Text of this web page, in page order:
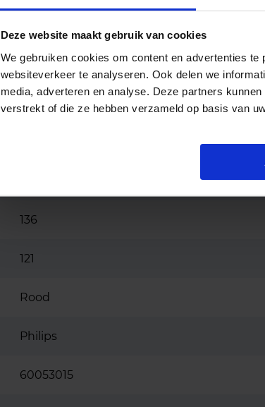
Deze website maakt gebruik van cookies
We gebruiken cookies om content en advertenties
websiteverkeer te analyseren. Ook delen we
media, adverteren en analyse. Deze partners
verstrekt of die ze hebben verzameld op basis van
E27
PAR
136
121
Rood
Philips
60053015